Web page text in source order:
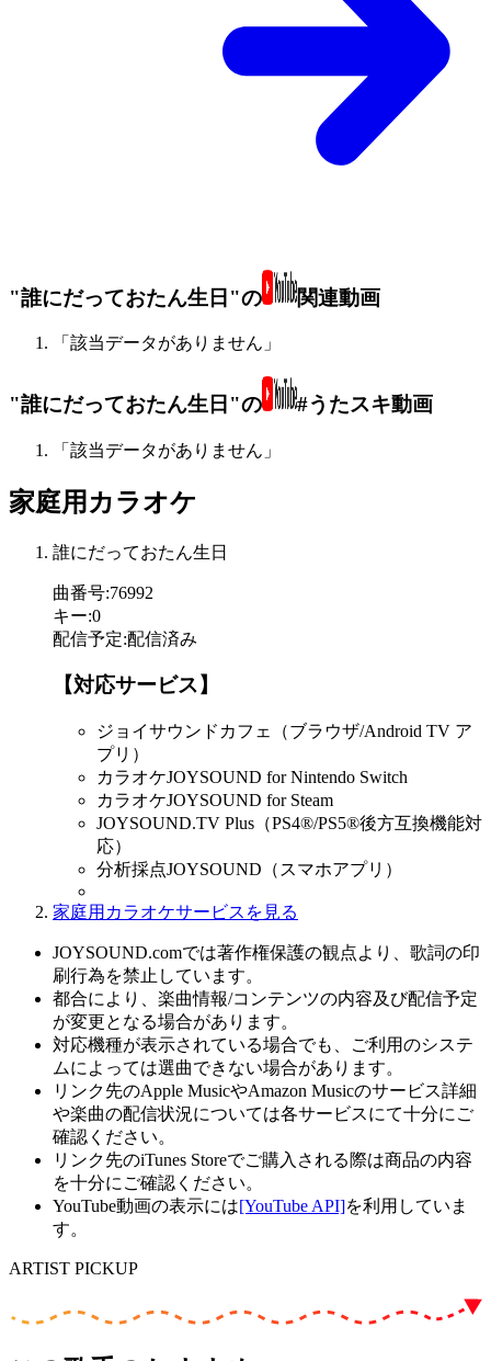
"誰にだっておたん生日"の 関連動画
「該当データがありません」
"誰にだっておたん生日"の #うたスキ動画
「該当データがありません」
家庭用カラオケ
誰にだっておたん生日
曲番号:76992
キー:0
配信予定:配信済み
【対応サービス】
ジョイサウンドカフェ（ブラウザ/Android TV ア
プリ）
カラオケJOYSOUND for Nintendo Switch
カラオケJOYSOUND for Steam
JOYSOUND.TV Plus（PS4®/PS5®後方互換機能対
応）
分析採点JOYSOUND（スマホアプリ）
家庭用カラオケサービスを見る
JOYSOUND.comでは著作権保護の観点より、歌詞の印
刷行為を禁止しています。
都合により、楽曲情報/コンテンツの内容及び配信予定
が変更となる場合があります。
対応機種が表示されている場合でも、ご利用のシステ
ムによっては選曲できない場合があります。
リンク先のApple MusicやAmazon Musicのサービス詳細
や楽曲の配信状況については各サービスにて十分にご
確認ください。
リンク先のiTunes Storeでご購入される際は商品の内容
を十分にご確認ください。
YouTube動画の表示には[YouTube API]を利用していま
す。
ARTIST PICKUP